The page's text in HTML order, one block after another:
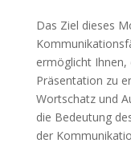
Das Ziel dieses
ermöglicht Ihnen,
Präsentation zu
Wortschatz und
die Bedeutung
der